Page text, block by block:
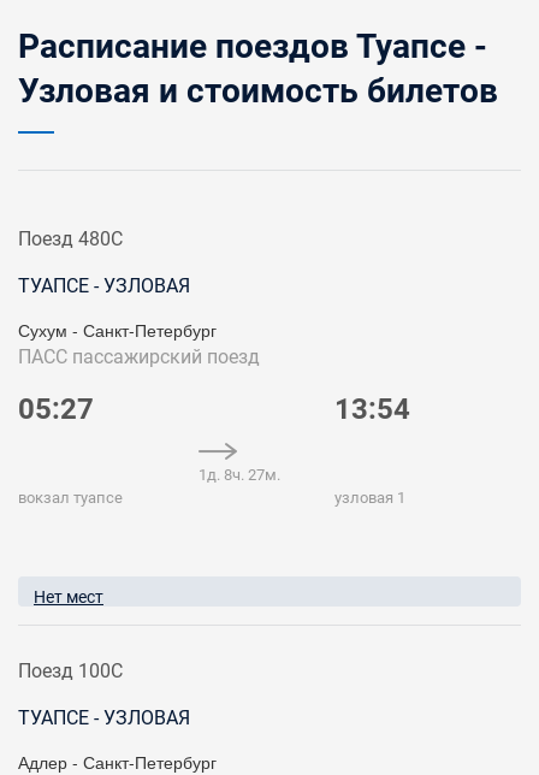
Расписание поездов Туапсе -
Узловая и стоимость билетов
Поезд 480С
ТУАПСЕ - УЗЛОВАЯ
Сухум - Санкт-Петербург
ПАСС пассажирский поезд
05:27
вокзал туапсе
1д. 8ч. 27м.
13:54
узловая 1
Нет мест
Поезд 100С
ТУАПСЕ - УЗЛОВАЯ
Адлер - Санкт-Петербург